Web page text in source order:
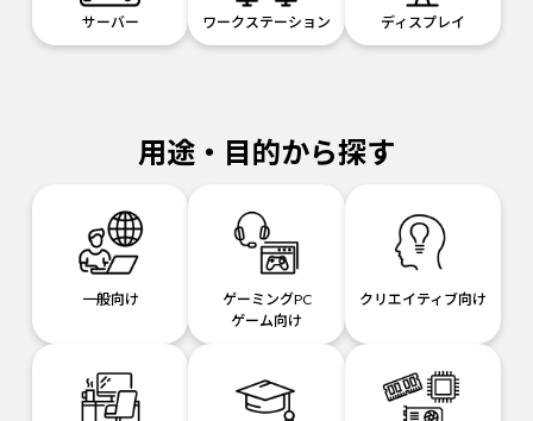
サーバー ワークステーション ディスプレイ
用途・目的から探す
一般向け
ゲーミングPC
ゲーム向け
クリエイティブ向け